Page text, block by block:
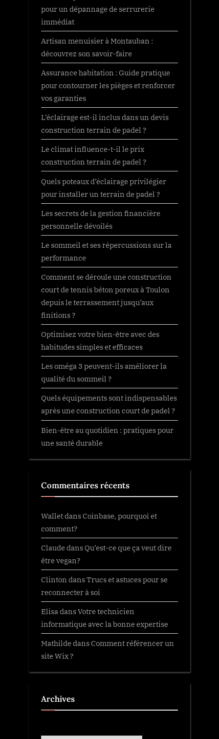
pour un dépannage de serrurerie
immédiat
Artisan menuisier à Montauban :
découvrez son savoir-faire
Assurance habitation : Guide pratique
pour contourner les pièges et renforcer
vos garanties
L’éclairage est-il inclus dans un devis
construction terrain de padel ?
Le climat influence-t-il le prix
construction terrain de padel ?
Quels poteaux d’éclairage privilégier
pour installer un terrain de padel ?
Les secrets de la gestion financière
personnelle dévoilés
Le sommeil et ses répercussions sur la
performance
Comment se déroule une construction
court de tennis béton poreux à Toulon
depuis le terrassement jusqu’aux
finitions ?
Optimisez votre bien-être avec des
habitudes simples et efficaces
Les oméga 3 peuvent-ils améliorer la
qualité du sommeil ?
Quels équipements sont indispensables
après une construction court de padel ?
Bien-être au quotidien : pratiques pour
une santé durable
Commentaires récents
WalletdansCoinbase, pourquoi et
comment?
ClaudedansQu’est-ce que ça veut dire
être vegan?
Clinton dansTrucs et astuces pour se
reconnecter à soi
ElisadansVotre technicien
informatique avec la bonne expertise
MathildedansComment référencer un
site Wix ?
Archives